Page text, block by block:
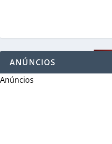
ANÚNCIOS
Anúncios